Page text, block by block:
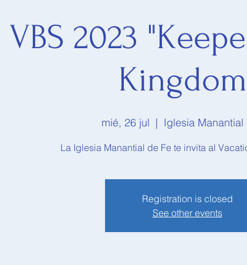
VBS 2023
mié, 26 jul
  |
Iglesia Manantial
La Iglesia Manantial de Fe te invita al
Registration is closed
See other events